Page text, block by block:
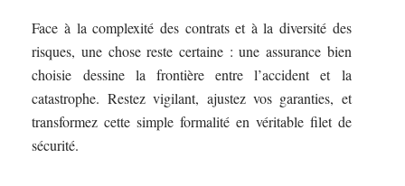
Face à la complexité des contrats et à la diversité des
risques, une chose reste certaine : une assurance bien
choisie dessine la frontière entre l’accident et la
catastrophe. Restez vigilant, ajustez vos garanties, et
transformez cette simple formalité en véritable filet de
sécurité.